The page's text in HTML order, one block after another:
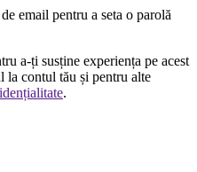
email pentru a seta o parolă
a-ți susține experiența pe acest
la contul tău și pentru alte
.